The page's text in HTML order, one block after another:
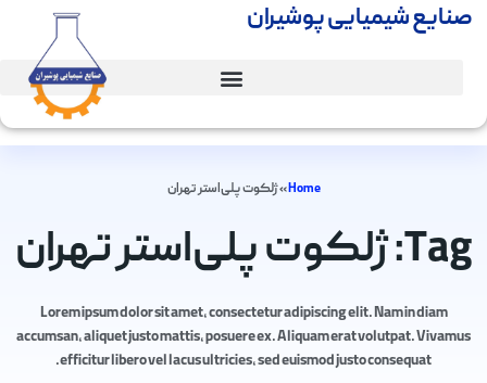
صنایع شیمیایی پوشیران
Home
»ژلکوت پلی‌استر تهران
Tag: ژلکوت پلی‌استر تهران
Lorem ipsum dolor sit amet, consectetur adipiscing elit. Nam in diam
accumsan, aliquet justo mattis, posuere ex. Aliquam erat volutpat. Vivamus
efficitur libero vel lacus ultricies, sed euismod justo consequat.